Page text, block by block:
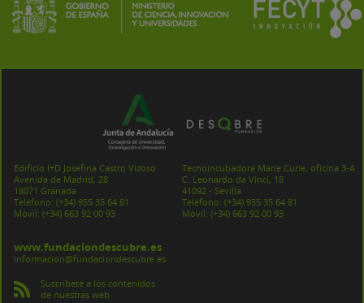
Edificio I+D Josefina Castro Vizoso
Avenida de Madrid, 28
18071 Granada
Teléfono: (+34) 955 35 64 81
Móvil: (+34) 663 92 00 93
Tecnoincubadora Marie Curie, oficina 3-A
C. Leonardo da Vinci, 18
41092 - Sevilla
Teléfono: (+34) 955 35 64 81
Móvil: (+34) 663 92 00 93
www.fundaciondescubre.es
informacion@fundaciondescubre.es
Suscríbete a los contenidos
de nuestras web